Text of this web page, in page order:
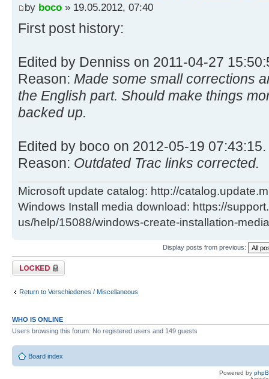
by boco » 19.05.2012, 07:40
First post history:
Edited by Denniss on 2011-04-27
Reason: Made some small corrections
the English part. Should make things
backed up.
Edited by boco on 2012-05-19 07:43:15.
Reason: Outdated Trac links corrected.
Microsoft update catalog: http://
Windows Install media download: https://
us/help/15088/windows-create-installation-media
Display posts from previous:
Topic locked
Return to Verschiedenes / Miscellaneous
WHO IS ONLINE
Users browsing this forum: No registered users and 149 guests
Board index
Powered by